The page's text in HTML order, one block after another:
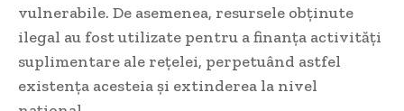
vulnerabile. De asemenea, resursele obținute
ilegal au fost utilizate pentru a finanța activități
suplimentare ale rețelei, perpetuând astfel
existența acesteia și extinderea la nivel